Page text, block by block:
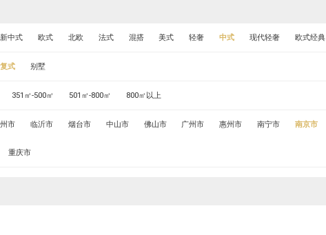
新中式 欧式 北欧 法式 混搭 美式 轻奢 中式 现代轻奢 欧式经典
复式 别墅
351㎡-500㎡ 501㎡-800㎡ 800㎡以上
市 临沂市 烟台市 中山市 佛山市 广州市 惠州市 南宁市 南京市
重庆市